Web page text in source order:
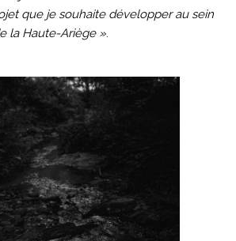
que je souhaite développer au sein
la Haute-Ariège »